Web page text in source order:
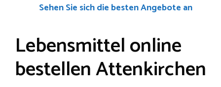
Sehen Sie sich die besten Angebote an
Lebensmittel online
bestellen Attenkirchen